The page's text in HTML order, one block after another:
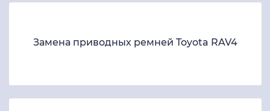
Замена приводных ремней Toyota RAV4